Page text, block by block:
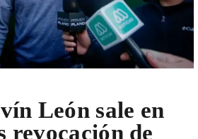
León sale en
revocación de